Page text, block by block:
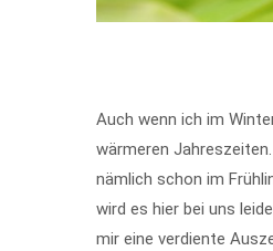
Auch wenn ich im
wärmeren
nämlich schon im
wird es hier bei uns
mir eine verdiente